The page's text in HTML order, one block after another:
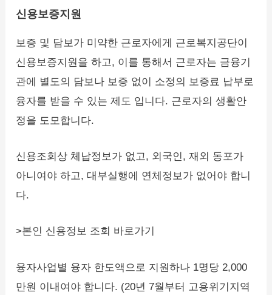
신용보증지원
보증 및 담보가 미약한 근로자에게 근로복지공단이
신용보증지원을 하고, 이를 통해서 근로자는 금융기
관에 별도의 담보나 보증 없이 소정의 보증료 납부로
융자를 받을 수 있는 제도 입니다. 근로자의 생활안
정을 도모합니다.
신용조회상 체납정보가 없고, 외국인, 재외 동포가
아니여야 하고, 대부실행에 연체정보가 없어야 합니
다.
>본인 신용정보 조회 바로가기
융자사업별 융자 한도액으로 지원하나 1명당 2,000
만원 이내여야 합니다. (20년 7월부터 고용위기지역